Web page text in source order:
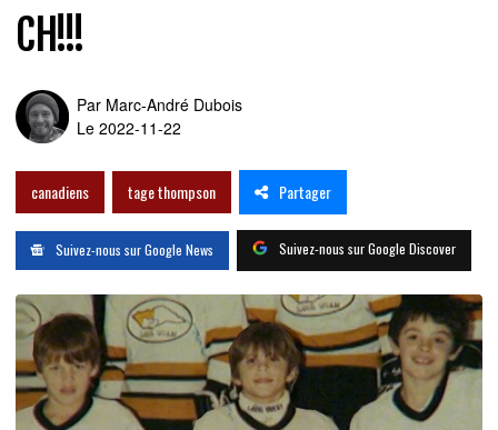
CH!!!
Par Marc-André Dubois
Le 2022-11-22
canadiens tage thompson Partager
Suivez-nous sur Google News Suivez-nous sur Google Discover